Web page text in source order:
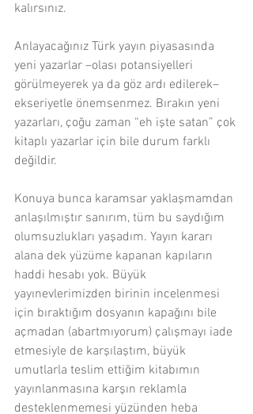
kalırsınız.
Anlayacağınız Türk yayın piyasasında
yeni yazarlar –olası potansiyelleri
görülmeyerek ya da göz ardı edilerek–
ekseriyetle önemsenmez. Bırakın yeni
yazarları, çoğu zaman “eh işte satan” çok
kitaplı yazarlar için bile durum farklı
değildir.
Konuya bunca karamsar yaklaşmamdan
anlaşılmıştır sanırım, tüm bu saydığım
olumsuzlukları yaşadım. Yayın kararı
alana dek yüzüme kapanan kapıların
haddi hesabı yok. Büyük
yayınevlerimizden birinin incelenmesi
için bıraktığım dosyanın kapağını bile
açmadan (abartmıyorum) çalışmayı iade
etmesiyle de karşılaştım, büyük
umutlarla teslim ettiğim kitabımın
yayınlanmasına karşın reklamla
desteklenmemesi yüzünden heba